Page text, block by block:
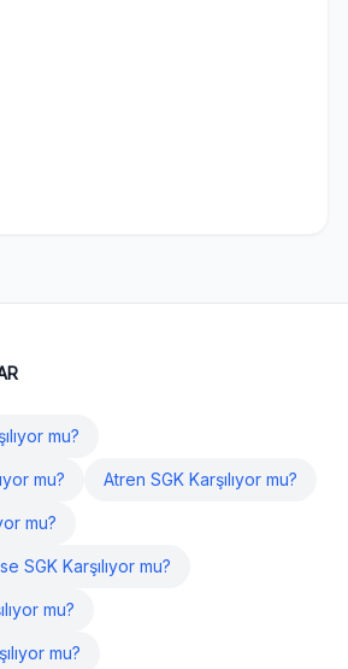
mu?
mu? Atren SGK Karşılıyor mu?
mu?
SGK Karşılıyor mu?
mu?
mu?